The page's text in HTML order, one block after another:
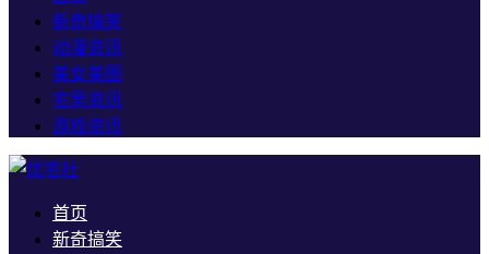
新奇搞笑
动漫资讯
美女美图
宅男资讯
游戏资讯
首页
新奇搞笑